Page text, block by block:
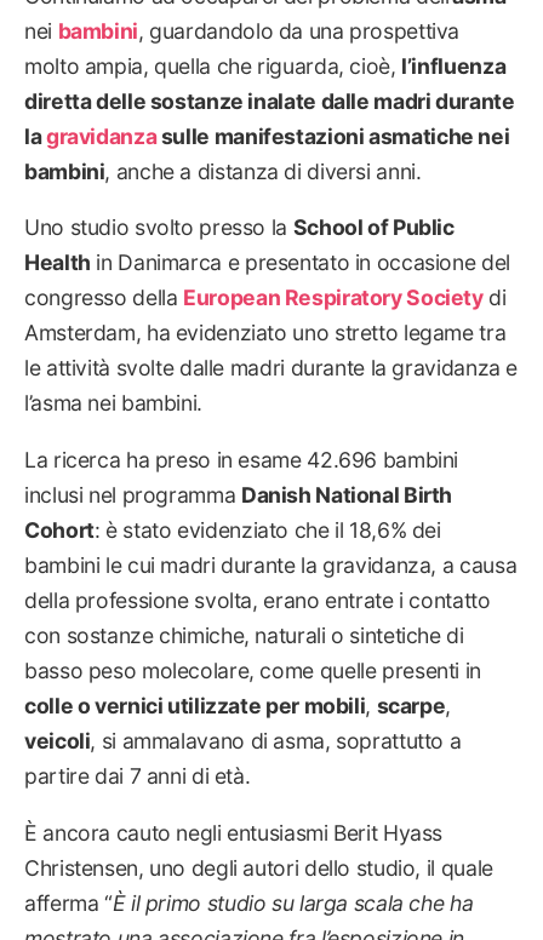
nei bambini, guardandolo da una prospettiva
molto ampia, quella che riguarda, cioè, l’influenza
diretta delle sostanze inalate dalle madri durante
lagravidanzasulle manifestazioni asmatiche nei
bambini, anche a distanza di diversi anni.
Uno studio svolto presso la School of Public
Health in Danimarca e presentato in occasione del
congresso della European Respiratory Societydi
Amsterdam, ha evidenziato uno stretto legame tra
le attività svolte dalle madri durante la gravidanza e
l’asma nei bambini.
La ricerca ha preso in esame 42.696 bambini
inclusi nel programma Danish National Birth
Cohort: è stato evidenziato che il 18,6% dei
bambini le cui madri durante la gravidanza, a causa
della professione svolta, erano entrate i contatto
con sostanze chimiche, naturali o sintetiche di
basso peso molecolare, come quelle presenti in
colle o vernici utilizzate per mobili, scarpe,
veicoli, si ammalavano di asma, soprattutto a
partire dai 7 anni di età.
È ancora cauto negli entusiasmi Berit Hyass
Christensen, uno degli autori dello studio, il quale
afferma “È il primo studio su larga scala che ha